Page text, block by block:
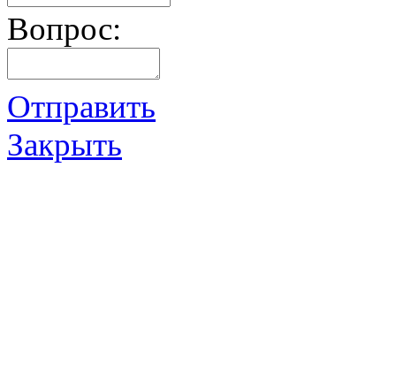
Вопрос:
Отправить
Закрыть